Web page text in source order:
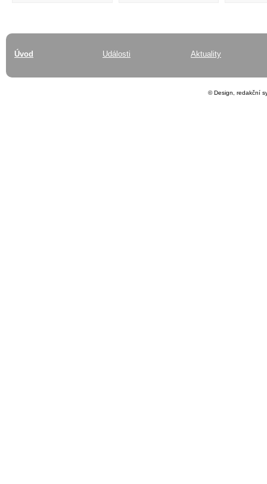
Úvod Události Aktuality
© Design, redakční